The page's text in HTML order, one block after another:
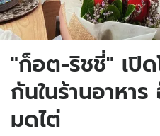
"ก็อต-ริชชี่" เปิ
กันในร้านอาหา
มดไต่